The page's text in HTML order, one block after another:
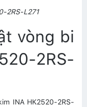
2RS-L271
vòng bi
2RS-
INA HK2520-2RS-